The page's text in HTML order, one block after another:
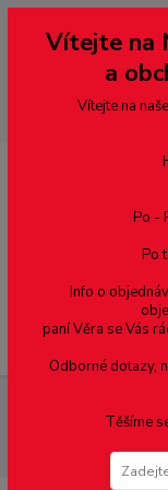
--- pro zákazníky ze
přepněte si e-shop
dobírky – pokud si z
domluvě zaslána
případě bude
Univerzální vrut,
Vítejte na
a
Vítejte na
Po -
Po
Info o
paní Věra se Vás
Odborné dotazy,
Těšíme